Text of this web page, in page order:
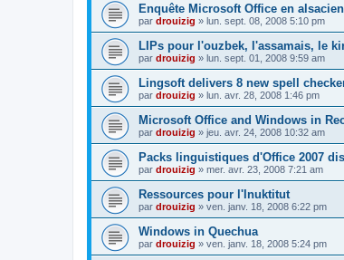
Enquête Microsoft Office en alsacien
par drouizig » lun. sept. 08, 2008 5:10 pm
LIPs pour l'ouzbek, l'assamais, le
par drouizig » lun. sept. 01, 2008 9:59 am
Lingsoft delivers 8 new spell
par drouizig » lun. avr. 28, 2008 1:46 pm
Microsoft Office and Windows in
par drouizig » jeu. avr. 24, 2008 10:32 am
Packs linguistiques d'Office 2007
par drouizig » mer. avr. 23, 2008 7:21 am
Ressources pour l'Inuktitut
par drouizig » ven. janv. 18, 2008 6:22 pm
Windows in Quechua
par drouizig » ven. janv. 18, 2008 5:24 pm